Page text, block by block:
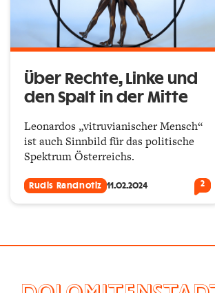
Über Rechte, Linke und
den Spalt in der Mitte
Leonardos „vitruvianischer Mensch“
ist auch Sinnbild für das politische
Spektrum Österreichs.
Rudis Randnotiz 11.02.2024 2